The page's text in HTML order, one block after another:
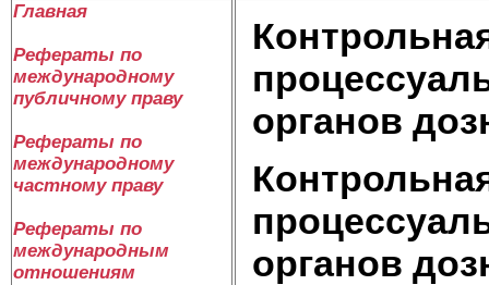
Главная
Рефераты по
международному
публичному праву
Рефераты по
международному
частному праву
Рефераты по
международным
отношениям
органов
органов